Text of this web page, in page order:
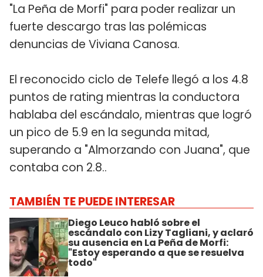
"La Peña de Morfi" para poder realizar un
fuerte descargo tras las polémicas
denuncias de Viviana Canosa.
El reconocido ciclo de Telefe llegó a los 4.8
puntos de rating mientras la conductora
hablaba del escándalo, mientras que logró
un pico de 5.9 en la segunda mitad,
superando a "Almorzando con Juana", que
contaba con 2.8..
TAMBIÉN TE PUEDE INTERESAR
Diego Leuco habló sobre el
escándalo con Lizy Tagliani, y aclaró
su ausencia en La Peña de Morfi:
"Estoy esperando a que se resuelva
todo"